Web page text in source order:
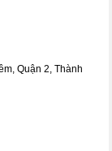
Quận 2, Thành